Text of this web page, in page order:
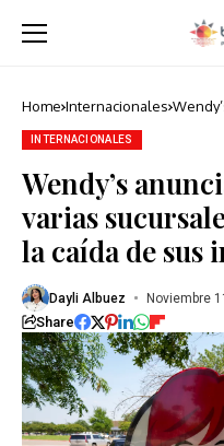
Home Internacionales
INTERNACIONALES
Wendy’s
varias
la caída de sus
Dayli Albuez Noviembre
Share